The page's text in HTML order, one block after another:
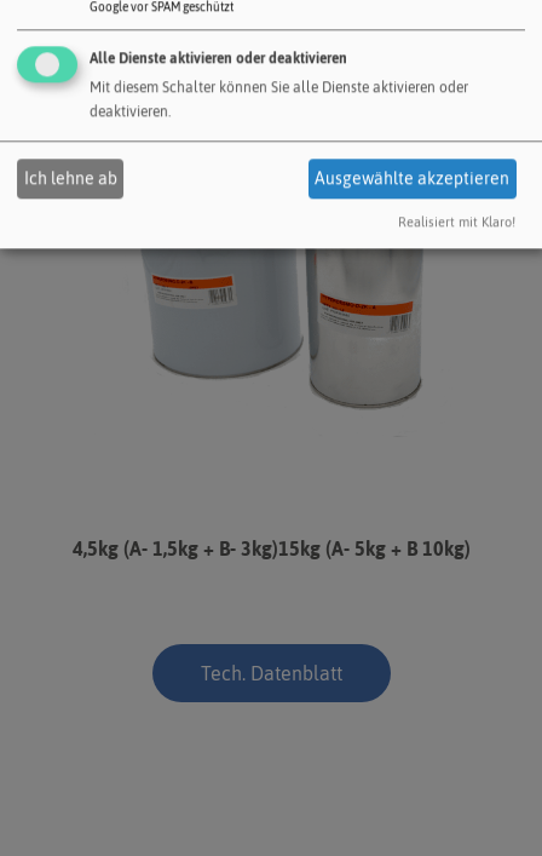
4,5kg (A- 1,5kg + B- 3kg)15kg (A- 5kg + B 10kg)
Tech. Datenblatt
Google vor SPAM geschützt
Alle Dienste aktivieren oder deaktivieren
Mit diesem Schalter können Sie alle Dienste aktivieren oder
deaktivieren.
Ich lehne ab Ausgewählte akzeptieren
Realisiert mit Klaro!